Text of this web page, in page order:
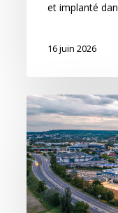
et implanté
16 juin 2026